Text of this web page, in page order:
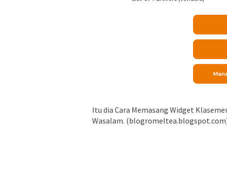
Itu dia Cara Memasang Widget
Wasalam.